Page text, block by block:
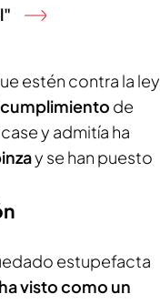
estén contra la ley
de
y admitía ha
y se han puesto
estupefacta
visto como un